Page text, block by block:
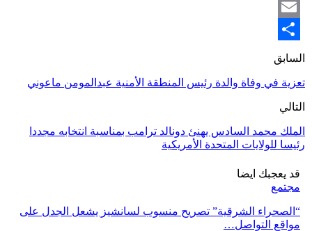
Telegram
Email
Share
السابق
تعزية في وفاة والدة رئيس المنطقة الأمنية عبدالمومن ماعوني
التالي
الملك محمد السادس يهنئ دونالد ترامب بمناسبة انتخابه مجددا
رئيسا للولايات المتحدة الأمريكية
قد يعجبك ايضا
مجتمع
“الصحراء الشرقية” تصريح منسوب لسانشيز يشعل الجدل على
مواقع التواصل…